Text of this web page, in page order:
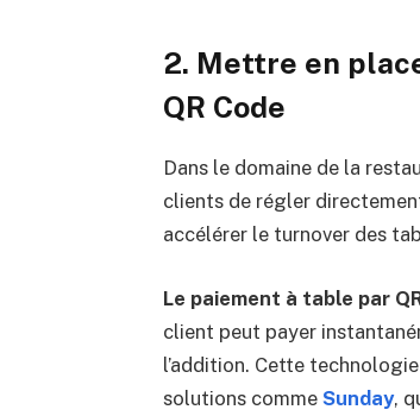
2. Mettre en
QR Code
Dans le domaine de la
clients de régler
accélérer le turnover des
Le paiement à table par
client peut payer
l’addition. Cette
solutions comme Sunday,